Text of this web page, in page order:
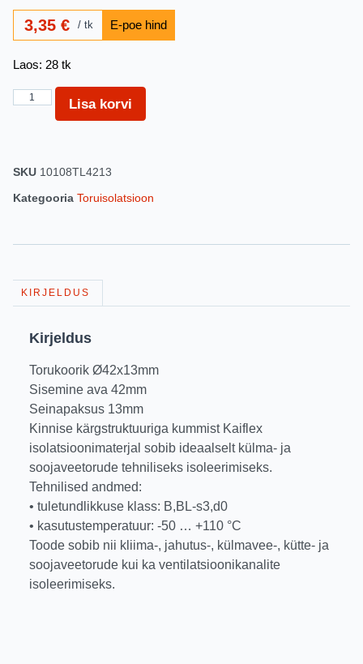
3,35€ tk
Laos: 28 tk
Lisa korvi
SKU 10108TL4213
Kategooria Toruisolatsioon
KIRJELDUS
Kirjeldus
Torukoorik Ø42x13mm
Sisemine ava 42mm
Seinapaksus 13mm
Kinnise kärgstruktuuriga kummist Kaiflex
isolatsioonimaterjal sobib ideaalselt külma- ja
soojaveetorude tehniliseks isoleerimiseks.
Tehnilised andmed:
• tuletundlikkuse klass: B,BL-s3,d0
• kasutustemperatuur: -50 … +110 °C
Toode sobib nii kliima-, jahutus-, külmavee-, kütte- ja
soojaveetorude kui ka ventilatsioonikanalite
isoleerimiseks.